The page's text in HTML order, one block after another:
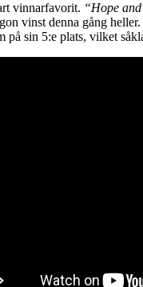
vinnarfavorit. “Hope
vinst denna gång
sin 5:e plats, vilket